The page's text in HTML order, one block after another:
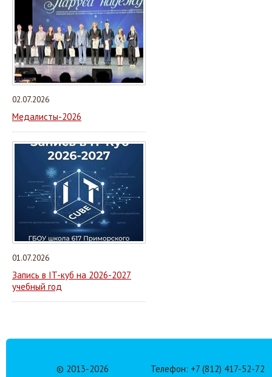
02.07.2026
Медалисты-2026
01.07.2026
Запись в IT-куб на 2026-2027
учебный год
© 2013-2026 Телефон: +7 (812) 417-52-72